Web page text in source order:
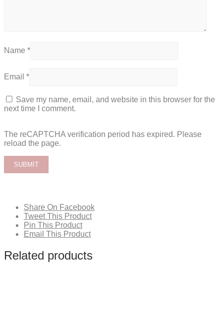
Name *
Email *
Save my name, email, and website in this browser for the
next time I comment.
The reCAPTCHA verification period has expired. Please
reload the page.
Share On Facebook
Tweet This Product
Pin This Product
Email This Product
Related products